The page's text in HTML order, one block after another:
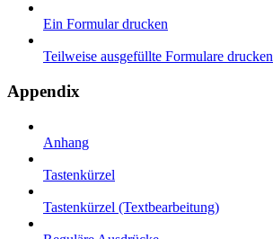
Ein Formular drucken
Teilweise ausgefüllte Formulare drucken
Appendix
Anhang
Tastenkürzel
Tastenkürzel (Textbearbeitung)